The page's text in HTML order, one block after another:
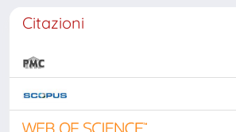
Citazioni